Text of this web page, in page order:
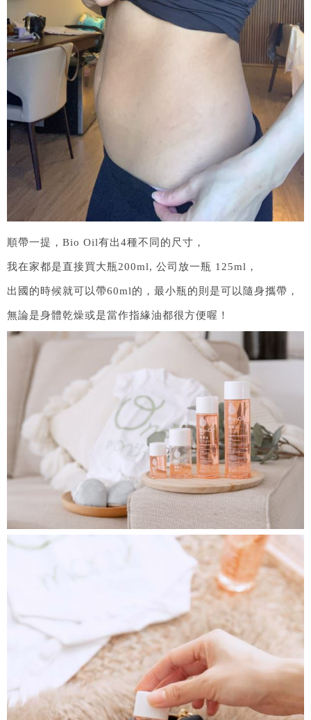
順帶一提，Bio Oil有出4種不同的尺寸，
我在家都是直接買大瓶200ml, 公司放一瓶 125ml，
出國的時候就可以帶60ml的，最小瓶的則是可以隨身攜帶，
無論是身體乾燥或是當作指緣油都很方便喔！